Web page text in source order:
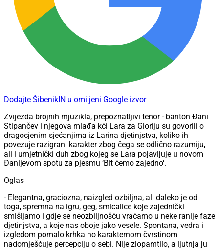
Dodajte ŠibenikIN u omiljeni Google izvor
Zvijezda brojnih mjuzikla, prepoznatljivi tenor - bariton Đani
Stipančev i njegova mlađa kći Lara za Gloriju su govorili o
dragocjenim sjećanjima iz Larina djetinjstva, koliko ih
povezuje razigrani karakter zbog čega se odlično razumiju,
ali i umjetnički duh zbog kojeg se Lara pojavljuje u novom
Đanijevom spotu za pjesmu ‘Bit ćemo zajedno‘.
Oglas
- Elegantna, graciozna, naizgled ozbiljna, ali daleko je od
toga, spremna na igru, geg, smicalice koje zajednički
smišljamo i gdje se neozbiljnošću vraćamo u neke ranije faze
djetinjstva, a koje nas oboje jako vesele. Spontana, vedra i
izgledom pomalo krhka no karakternom čvrstinom
nadomješćuje percepciju o sebi. Nije zlopamtilo, a ljutnja ju